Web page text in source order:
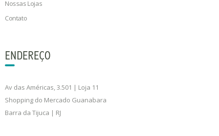
Nossas Lojas
Contato
ENDEREÇO
Av das Américas, 3.501 | Loja 11
Shopping do Mercado Guanabara
Barra da Tijuca | RJ